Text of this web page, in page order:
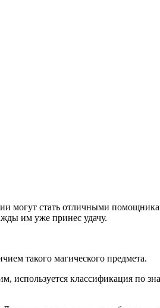
могут стать отличными
им уже принес удачу.
такого магического предмета.
используется классификация по